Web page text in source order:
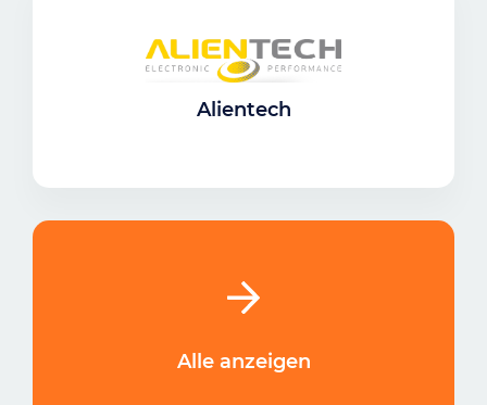
Alientech
Alle anzeigen